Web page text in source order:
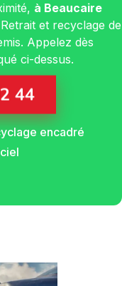
à Beaucaire
et recyclage de
Appelez dès
ci-dessus.
44
encadré